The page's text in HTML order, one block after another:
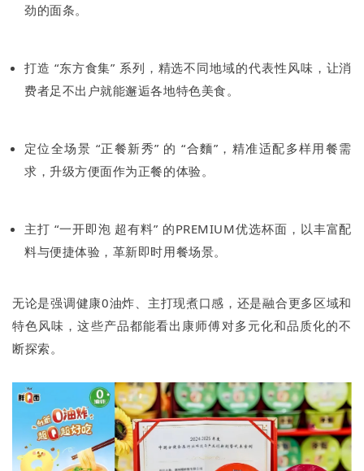
劲的面条。
打造 “东方食集” 系列，精选不同地域的代表性风味，让消
费者足不出户就能邂逅各地特色美食。
定位全场景 “正餐新秀” 的 “合麵”，精准适配多样用餐需
求，升级方便面作为正餐的体验。
主打 “一开即泡 超有料” 的PREMIUM优选杯面，以丰富配
料与便捷体验，革新即时用餐场景。
无论是强调健康0油炸、主打现煮口感，还是融合更多区域和
特色风味，这些产品都能看出康师傅对多元化和品质化的不
断探索。